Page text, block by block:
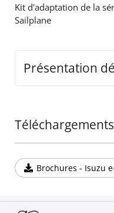
Kit d'adaptation de la
Sailplane
Présentation
Téléchargements
Brochures - Isuzu